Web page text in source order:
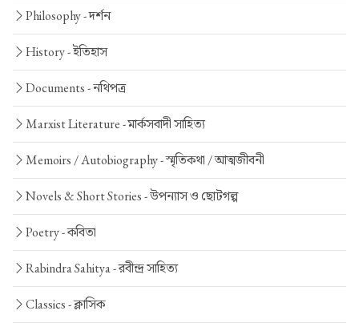
Philosophy -দর্শন
History -ইতিহাস
Documents -নথিপত্র
Marxist Literature -মার্কসবাদী সাহিত্য
Memoirs / Autobiography -স্মৃতিকথা / আত্মজীবনী
Novels & Short Stories -উপন্যাস ও ছোটগল্প
Poetry -কবিতা
Rabindra Sahitya -রবীন্দ্র সাহিত্য
Classics -ক্লাসিক